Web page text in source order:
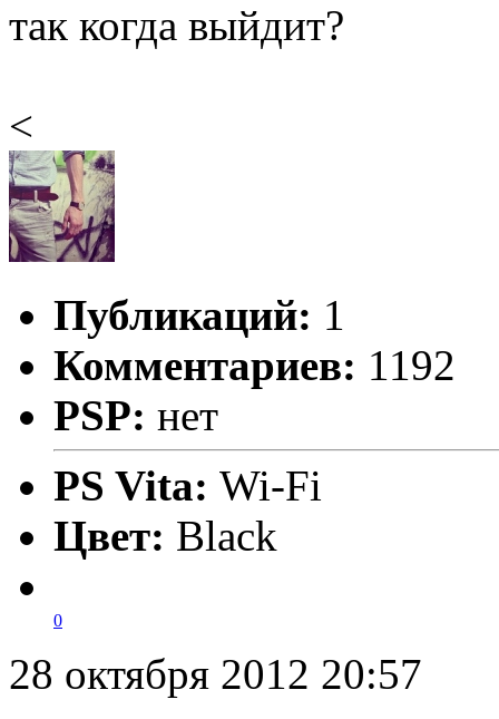
так когда выйдит?
<
Публикаций: 1
Комментариев: 1192
PSP: нет
PS Vita: Wi-Fi
Цвет: Black
0
28 октября 2012 20:57